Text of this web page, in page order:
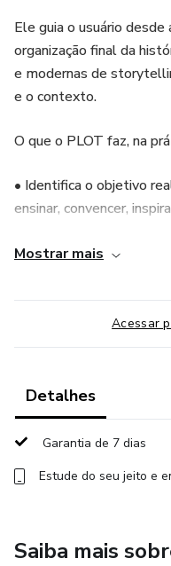
Ele guia o usuário
organização final da
e modernas de
e o contexto.
O que o PLOT faz, na
• Identifica o objetivo
ensinar, convencer,
• Analisa a história ou
• Seleciona as técnicas
• Adapta a história ao
Mostrar mais
Acessar
Detalhes
Garantia de 7 dias
Estude do seu jeito e
Saiba mais